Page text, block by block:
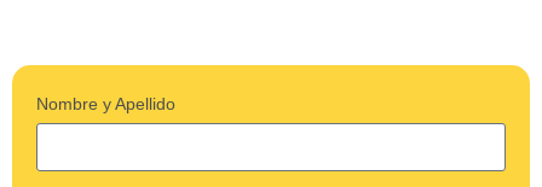
Nombre y Apellido